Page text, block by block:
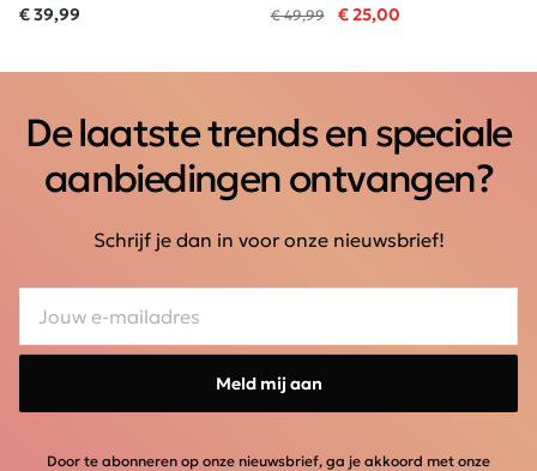
€ 39,99 € 49,99 € 25,00
De laatste trends en speciale
aanbiedingen ontvangen?
Schrijf je dan in voor onze nieuwsbrief!
Meld mij aan
Door te abonneren op onze nieuwsbrief, ga je akkoord met onze